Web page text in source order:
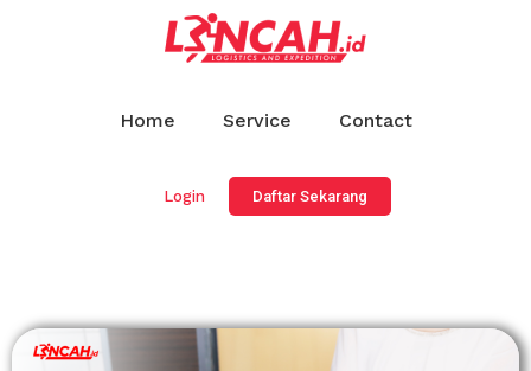
Home Service Contact
Login Daftar Sekarang